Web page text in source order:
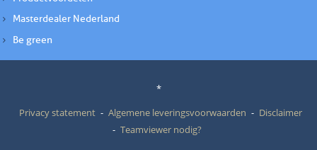
Masterdealer Nederland
Be green
*
Privacy statement
Algemene leveringsvoorwaarden
Disclaimer
Teamviewer nodig?